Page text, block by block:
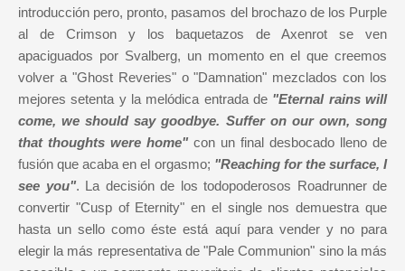
introducción pero, pronto, pasamos del brochazo de los Purple
al de Crimson y los baquetazos de Axenrot se ven
apaciguados por Svalberg, un momento en el que creemos
volver a "Ghost Reveries" o "Damnation" mezclados con los
mejores setenta y la melódica entrada de "Eternal rains will
come, we should say goodbye. Suffer on our own, song
that thoughts were home" con un final desbocado lleno de
fusión que acaba en el orgasmo; "Reaching for the surface, I
see you". La decisión de los todopoderosos Roadrunner de
convertir "Cusp of Eternity" en el single nos demuestra que
hasta un sello como éste está aquí para vender y no para
elegir la más representativa de "Pale Communion" sino la más